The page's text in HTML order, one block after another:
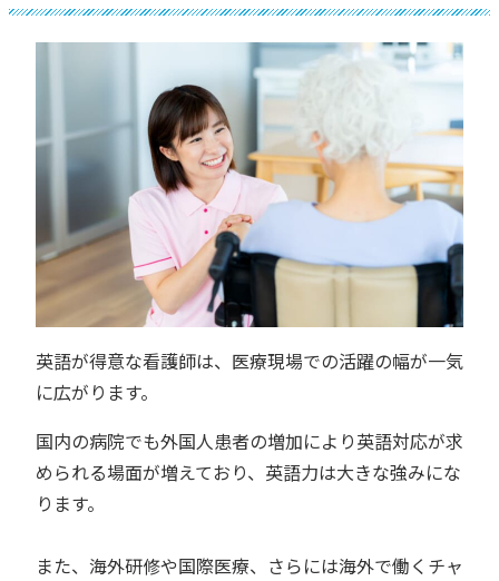
英語が得意な看護師は、医療現場での活躍の幅が一気
に広がります。
国内の病院でも外国人患者の増加により英語対応が求
められる場面が増えており、英語力は大きな強みにな
ります。
また、海外研修や国際医療、さらには海外で働くチャ